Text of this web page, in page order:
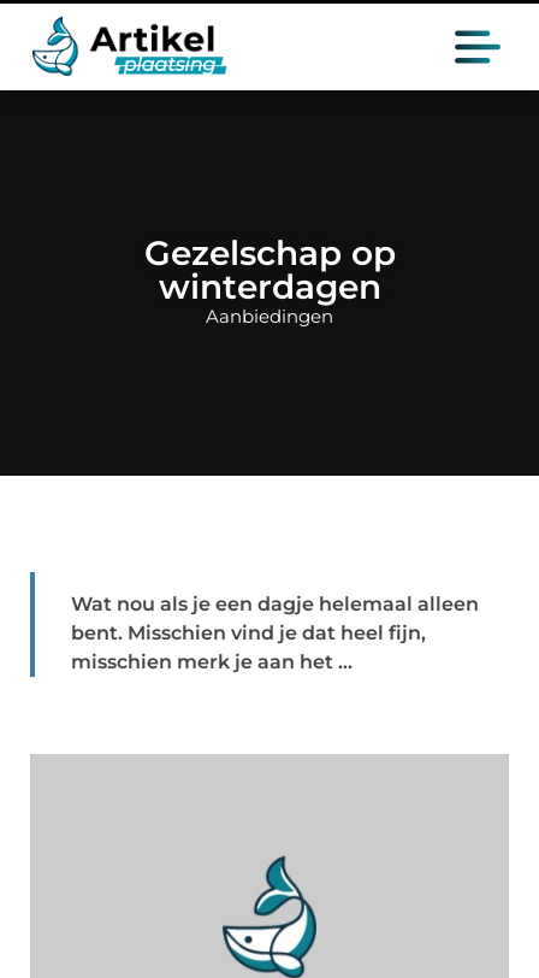
Gezelschap op
winterdagen
Aanbiedingen
Wat nou als je een dagje helemaal alleen
bent. Misschien vind je dat heel fijn,
misschien merk je aan het ...